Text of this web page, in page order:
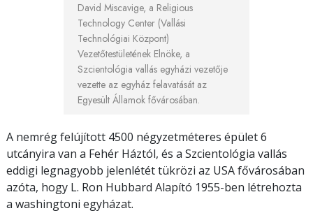
David Miscavige, a Religious
Technology Center (Vallási
Technológiai Központ)
Vezetőtestületének Elnöke, a
Szcientológia vallás egyházi vezetője
vezette az egyház felavatását az
Egyesült Államok fővárosában.
A nemrég felújított 4500 négyzetméteres épület 6
utcányira van a Fehér Háztól, és a Szcientológia vallás
eddigi legnagyobb jelenlétét tükrözi az USA fővárosában
azóta, hogy L. Ron Hubbard Alapító 1955-ben létrehozta
a washingtoni egyházat.